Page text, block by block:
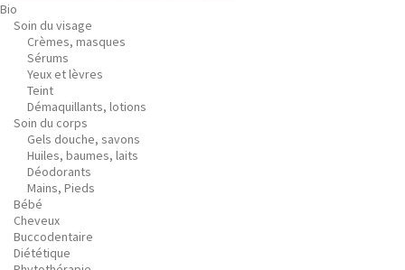
Bio
Soin du visage
Crèmes, masques
Sérums
Yeux et lèvres
Teint
Démaquillants, lotions
Soin du corps
Gels douche, savons
Huiles, baumes, laits
Déodorants
Mains, Pieds
Bébé
Cheveux
Buccodentaire
Diététique